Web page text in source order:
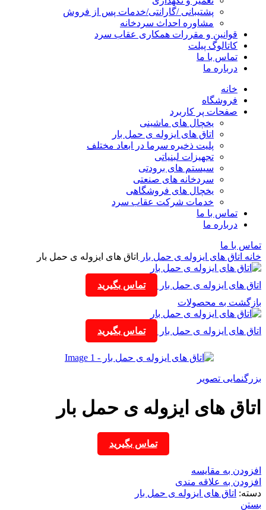
پشتیبانی /گارانتی/خدمات پس از فروش
مشاوره احداث سردخانه
قوانین و مقررات همکاری عقاب سرد
کاتالوگ پیلت
تماس با ما
درباره ما
خانه
فروشگاه
صفحات پر کاربرد
یخچال های ماشینی
اتاق های ایزوله ی حمل بار
پلیت ذخیره سرما در ابعاد مختلف
تجهیزات لبنیاتی
سیستم های برودتی
سردخانه های صنعتی
یخچال های فروشگاهی
خدمات شرکت عقاب سرد
تماس با ما
درباره ما
تماس با ما
خانه اتاق های ایزوله ی حمل بار اتاق های ایزوله ی حمل بار
اتاق های ایزوله ی حمل بار
تماس بگیرید
بازگشت به محصولات
اتاق های ایزوله ی حمل بار تماس بگیرید
بزرگنمایی تصویر
اتاق های ایزوله ی حمل بار
تماس بگیرید
افزودن به مقایسه
افزودن به علاقه مندی
دسته: اتاق های ایزوله ی حمل بار
بستن